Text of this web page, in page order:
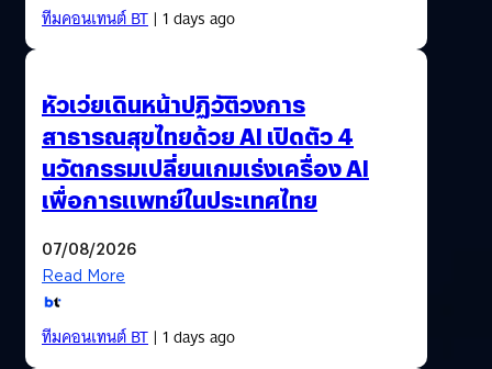
ทีมคอนเทนต์ BT| 1 days ago
หัวเว่ยเดินหน้าปฏิวัติวงการ
สาธารณสุขไทยด้วย AI เปิดตัว 4
นวัตกรรมเปลี่ยนเกมเร่งเครื่อง AI
เพื่อการแพทย์ในประเทศไทย
07/08/2026
Read More
ทีมคอนเทนต์ BT| 1 days ago